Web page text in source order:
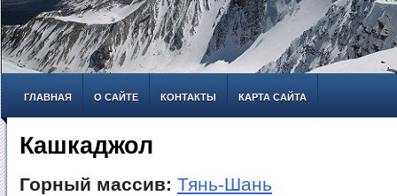
ГЛАВНАЯ О САЙТЕ КОНТАКТЫ КАРТА САЙТА
Кашкаджол
Горный массив: Тянь-Шань